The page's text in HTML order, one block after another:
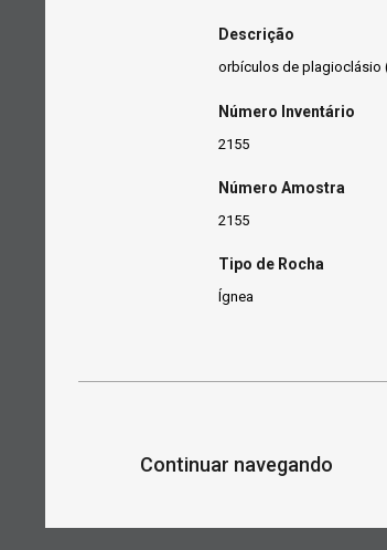
Descrição
orbículos de plagioclásio
Número Inventário
2155
Número Amostra
2155
Tipo de Rocha
Ígnea
Continuar navegando